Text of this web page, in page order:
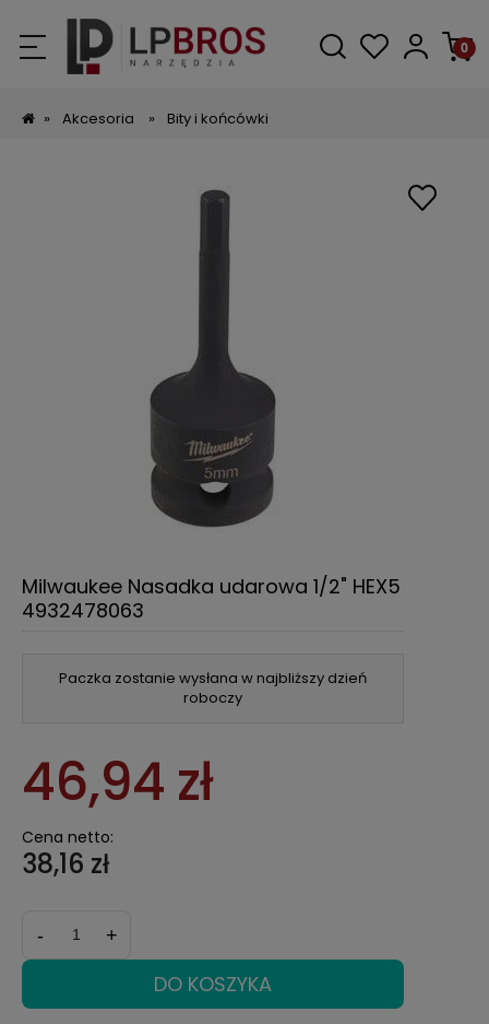
» Akcesoria » Bity i końcówki
Paczka zostanie wysłana w najbliższy dzień
roboczy
Milwaukee Nasadka udarowa 1/2" HEX5
4932478063
46,94 zł
Cena netto:
38,16 zł
- +
DO KOSZYKA